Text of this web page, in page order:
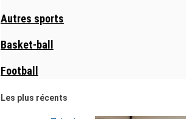
Autres sports
Basket-ball
Football
Les plus récents